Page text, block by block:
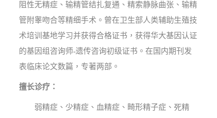
阻性无精症、输精管结扎复通、精索静脉曲张、输精
管附睾吻合等精细手术。曾在卫生部人类辅助生殖技
术培训基地学习并获得合格证书，获得华大基因认证
的基因组咨询师-遗传咨询初级证书。在国内期刊发
表临床论文数篇，专著两部。
擅长诊疗：
弱精症、少精症、血精症、畸形精子症、死精